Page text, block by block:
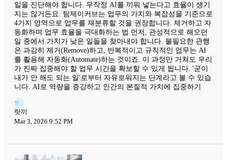
일을 진단해야 합니다. 무작정 AI를 끼워 넣는다고 효율이 생기
지는 않거든요. 팀제이커브는 업무의 가치와 복잡성을 기준으로
4가지 영역으로 업무를 재분류할 것을 권장합니다. 제거하고 자
동화하며 업무 효율을 극대화하는 법 먼저, 관성적으로 해오던
일 중에서 가치가 낮은 일들을 찾아내야 합니다. 불필요한 관행
은 과감히 제거(Remove)하고, 반복적이고 규칙적인 업무는 AI
를 활용해 자동화(Automate)하는 것이죠. 이 과정만 거쳐도 우리
가 진짜 집중해야 할 업무 시간을 확보할 수 있게 됩니다. '굳이
내가 안 해도 되는 일'로부터 자유로워지는 단계라고 볼 수 있습
니다. AI로 역량을 증강하고 인간의 본질적 가치에 집중하기
랏
랏끼
Mar 3, 2026 9:52 PM